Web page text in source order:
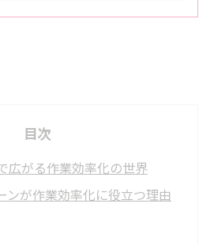
目次
広がる作業効率化の世界
ンが作業効率化に役立つ理由